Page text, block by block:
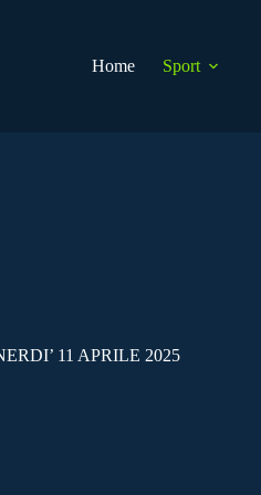
Home
Sport
11 APRILE 2025